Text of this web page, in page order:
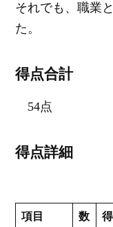
それでも、職業
た。
得点合計
54点
得点詳細
項目 数